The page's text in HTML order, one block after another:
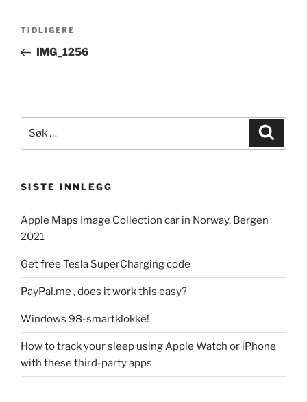
Innleggsnavigasjon
Forrige
innlegg
TIDLIGERE
IMG_1256
etter:
SISTE INNLEGG
Apple Maps Image Collection car in Norway, Bergen
2021
Get free Tesla SuperCharging code
PayPal.me , does it work this easy?
Windows 98-smartklokke!
How to track your sleep using Apple Watch or iPhone
with these third-party apps